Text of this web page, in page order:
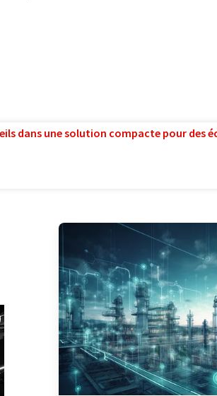
dans une solution compacte pour des